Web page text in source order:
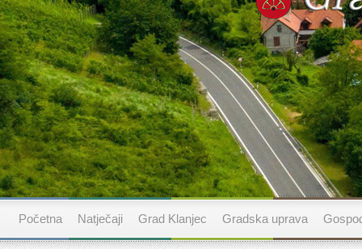
Početna Natječaji Grad Klanjec Gradska uprava